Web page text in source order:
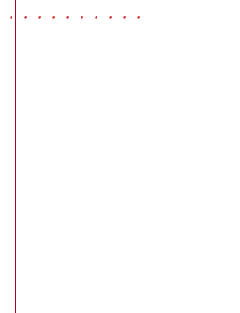
・・・・・・・・・